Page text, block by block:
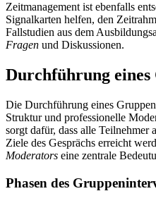
Zeitmanagement ist ebenfalls
Signalkarten helfen, den
Fallstudien aus dem
Fragen und Diskussionen.
Durchführung
Die Durchführung eines
Struktur und professionelle
sorgt dafür, dass alle
Ziele des Gesprächs erreicht
Moderators eine zentrale
Phasen des